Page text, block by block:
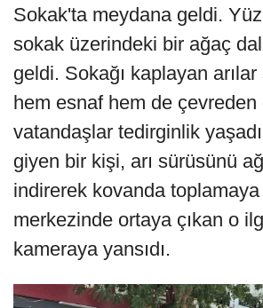
Sokak'ta meydana geldi.
sokak üzerindeki bir ağaç
geldi. Sokağı kaplayan
hem esnaf hem de çevreden
vatandaşlar tedirginlik
giyen bir kişi, arı sürüsünü
indirerek kovanda toplamaya
merkezinde ortaya çıkan o
kameraya yansıdı.